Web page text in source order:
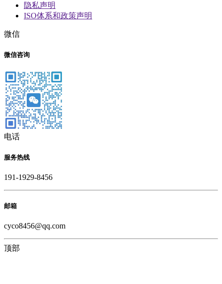
隐私声明
ISO体系和政策声明
微信
微信咨询
电话
服务热线
191-1929-8456
邮箱
cyco8456@qq.com
顶部